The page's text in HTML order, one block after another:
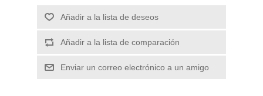
Añadir a la lista de deseos
Añadir a la lista de comparación
Enviar un correo electrónico a un amigo